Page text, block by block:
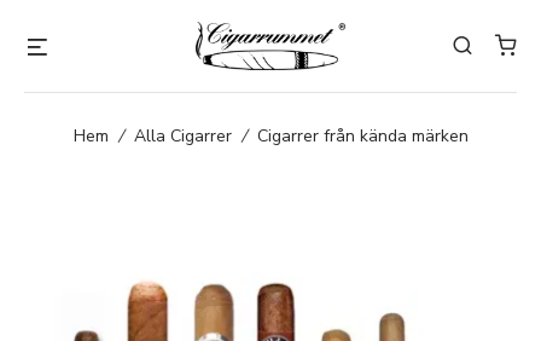
Hem / Alla Cigarrer / Cigarrer från kända märken